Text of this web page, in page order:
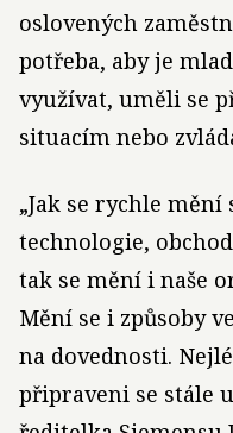
oslovených
potřeba, aby je
využívat, uměli se
situacím nebo
„Jak se rychle mění
technologie,
tak se mění i naše
Mění se i způsoby
na dovednosti.
připraveni se stále